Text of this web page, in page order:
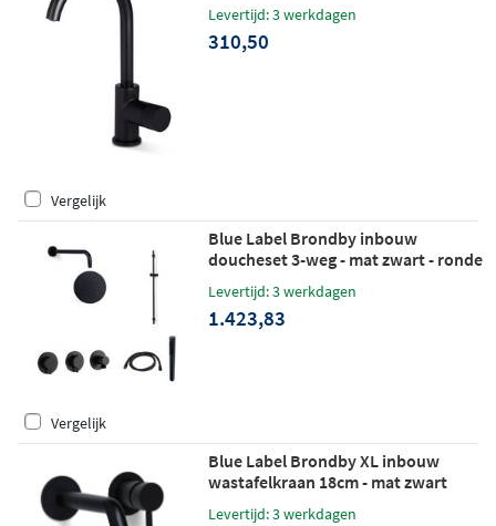
Levertijd: 3 werkdagen
310,50
Vergelijk
Blue Label Brondby inbouw
doucheset 3-weg - mat zwart - ronde
handdouche - plafondbuis 20cm -
glijstang
Levertijd: 3 werkdagen
1.423,83
Vergelijk
Blue Label Brondby XL inbouw
wastafelkraan 18cm - mat zwart
Levertijd: 3 werkdagen